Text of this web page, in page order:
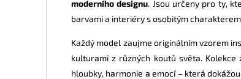
moderního designu. Jsou určeny pro ty,
barvami a interiéry s osobitým
Každý model zaujme originálním vzorem
kulturami z různých koutů světa.
hloubky, harmonie a emocí – která